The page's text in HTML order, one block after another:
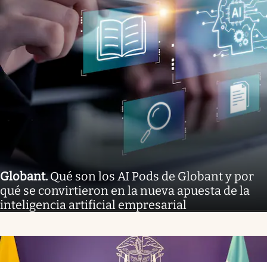
Globant.Qué son los AI Pods de Globant y por
qué se convirtieron en la nueva apuesta de la
inteligencia artificial empresarial